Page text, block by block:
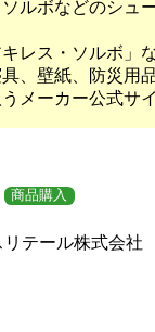
ルボなどのシュ
キレス・ソルボ」
、壁紙、防災用
メーカー公式サ
商品購入
リテール株式会社